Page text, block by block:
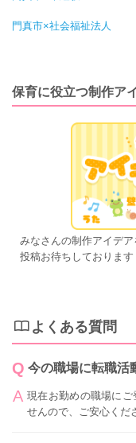
門真市×社会福祉法人
保育に役立つ制作ア
みなさんの制作アイデ
投稿お待ちしております
よくある質問
今の職場に転職活
現在お勤めの職場に
せんので、ご安心くだ